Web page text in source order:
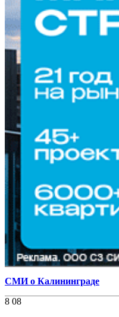
СМИ о Калининграде
8 08